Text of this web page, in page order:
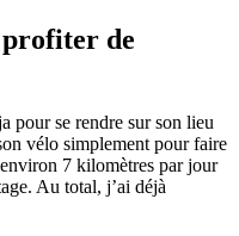
de
pour se rendre sur son lieu
vélo simplement pour faire
7 kilomètres par jour
Au total, j’ai déjà